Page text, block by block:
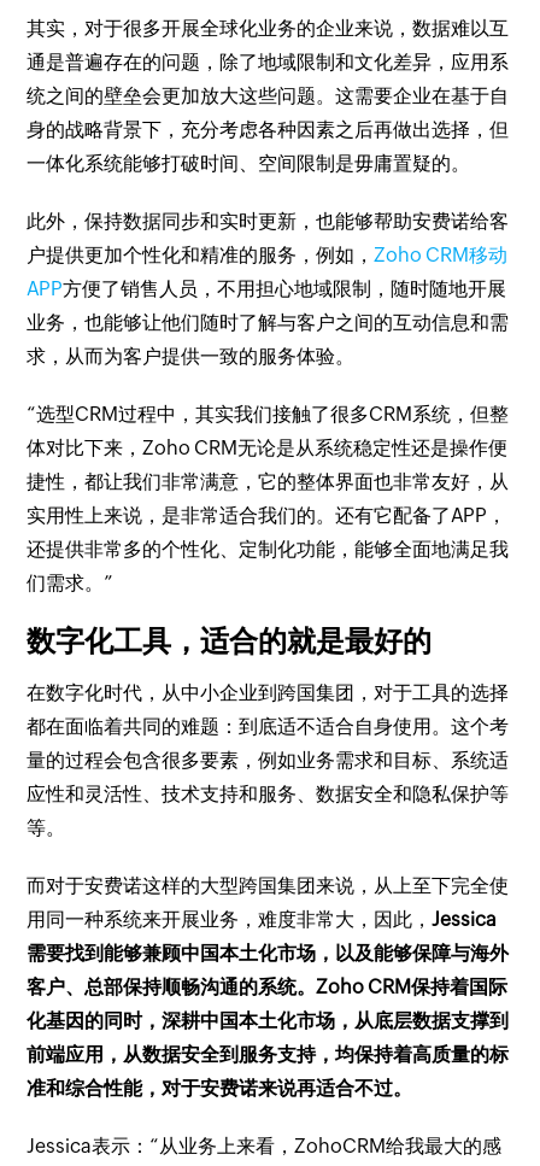
其实，对于很多开展全球化业务的企业来说，数据难以互
通是普遍存在的问题，除了地域限制和文化差异，应用系
统之间的壁垒会更加放大这些问题。这需要企业在基于自
身的战略背景下，充分考虑各种因素之后再做出选择，但
一体化系统能够打破时间、空间限制是毋庸置疑的。
此外，保持数据同步和实时更新，也能够帮助安费诺给客
户提供更加个性化和精准的服务，例如， Zoho CRM移动
APP方便了销售人员，不用担心地域限制，随时随地开展
业务，也能够让他们随时了解与客户之间的互动信息和需
求，从而为客户提供一致的服务体验。
“选型CRM过程中，其实我们接触了很多CRM系统，但整
体对比下来，Zoho CRM无论是从系统稳定性还是操作便
捷性，都让我们非常满意，它的整体界面也非常友好，从
实用性上来说，是非常适合我们的。还有它配备了APP，
还提供非常多的个性化、定制化功能，能够全面地满足我
们需求。”
数字化工具，适合的就是最好的
在数字化时代，从中小企业到跨国集团，对于工具的选择
都在面临着共同的难题：到底适不适合自身使用。这个考
量的过程会包含很多要素，例如业务需求和目标、系统适
应性和灵活性、技术支持和服务、数据安全和隐私保护等
等。
而对于安费诺这样的大型跨国集团来说，从上至下完全使
用同一种系统来开展业务，难度非常大，因此，Jessica
需要找到能够兼顾中国本土化市场，以及能够保障与海外
客户、总部保持顺畅沟通的系统。Zoho CRM保持着国际
化基因的同时，深耕中国本土化市场，从底层数据支撑到
前端应用，从数据安全到服务支持，均保持着高质量的标
准和综合性能，对于安费诺来说再适合不过。
Jessica表示：“从业务上来看，ZohoCRM给我最大的感